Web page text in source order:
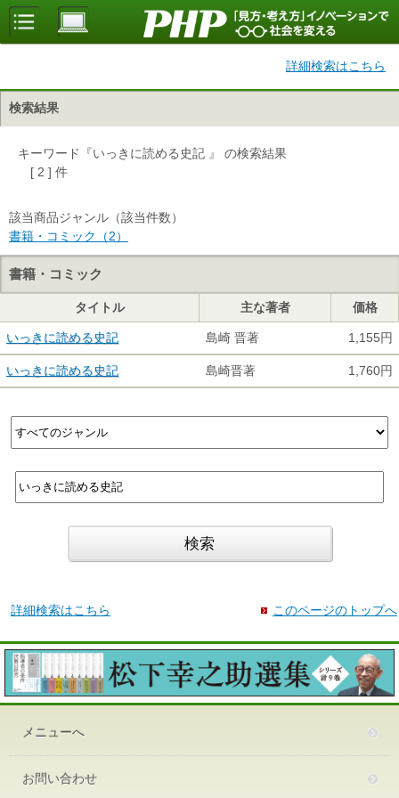
詳細検索はこちら
検索結果
キーワード『いっきに読める史記 』 の検索結果
[ 2 ] 件
該当商品ジャンル（該当件数）
書籍・コミック（2）
書籍・コミック
タイトル 主な著者 価格
いっきに読める史記 島崎 晋著 1,155円
いっきに読める史記 島崎晋著 1,760円
詳細検索はこちら このページのトップへ
メニューへ
お問い合わせ